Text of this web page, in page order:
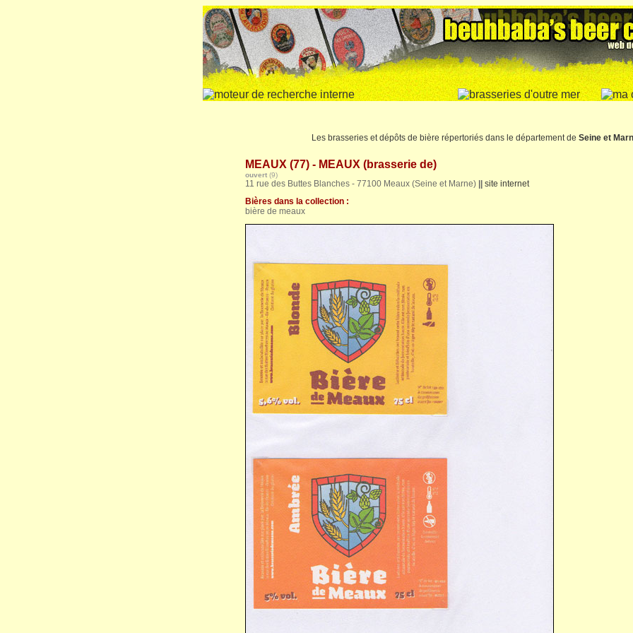
Les brasseries et dépôts de bière répertoriés dans le département de Seine et
MEAUX (77) - MEAUX (brasserie de)
ouvert (9)
11 rue des Buttes Blanches - 77100 Meaux (Seine et Marne)
site internet
Bières dans la collection :
bière de meaux